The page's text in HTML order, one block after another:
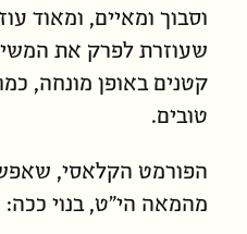
וסבוך ומאיים, ומאוד
שעוזרת לפרק את
קטנים באופן מונחה,
טובים.
הפורמט הקלאסי,
מהמאה הי״ט, בנוי ככה: